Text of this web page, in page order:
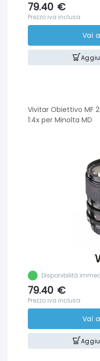
79.40 €
Prezzo iva inclusa
Vai
Vivitar Obiettivo MF
1:4x per Minolta MD
Disponibilità
79.40 €
Prezzo iva inclusa
Vai